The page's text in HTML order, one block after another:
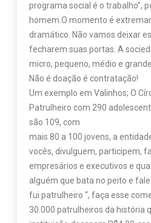
programa social é o trabalho”,
homem.O momento é
dramático. Não vamos deixar
fecharem suas portas. A
micro, pequeno, médio e
Não é doação é contratação!
Um exemplo em Valinhos; O
Patrulheiro com 290
são 109, com
mais 80 a 100 jovens, a
vocês, divulguem, participem,
empresários e executivos e
alguém que bata no peito e
fui patrulheiro “, faça esse
30.000 patrulheiros da história